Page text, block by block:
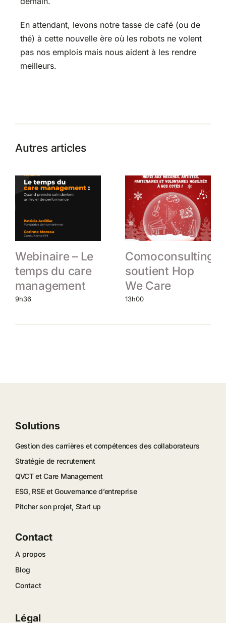
En attendant, levons notre tasse de café (ou de
thé) à cette nouvelle ère où les robots ne volent
pas nos emplois mais nous aident à les rendre
meilleurs.
Autres articles
Webinaire – Le
temps du care
management
9h36
Comoconsulting
soutient Hop
We Care
13h00
Solutions
Gestion des carrières et compétences des collaborateurs
Stratégie de recrutement
QVCT et Care Management
ESG, RSE et Gouvernance d’entreprise
Pitcher son projet, Start up
Contact
A propos
Blog
Contact
Légal